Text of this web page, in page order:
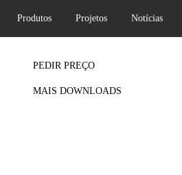
Produtos Projetos Notícias
PEDIR PREÇO
MAIS DOWNLOADS